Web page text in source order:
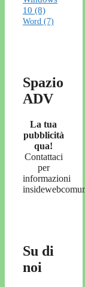
10 (8)
Word (7)
Spazio
ADV
La tua
pubblicità
qua!
Contattaci
per
informazioni
Su di
noi